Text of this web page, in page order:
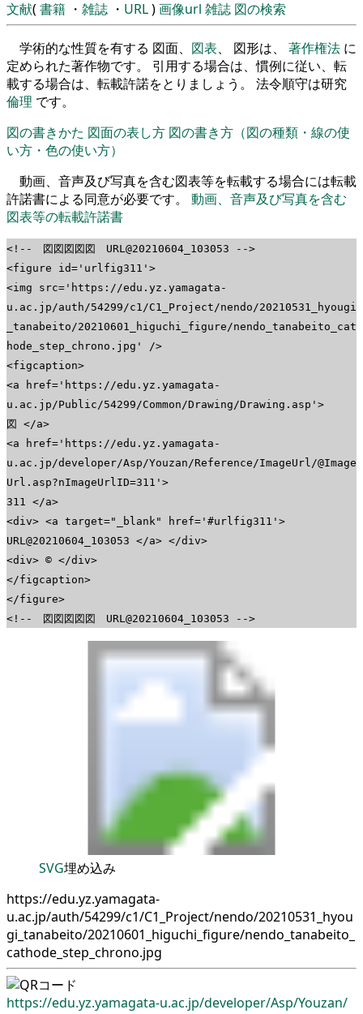
文献( 書籍 ・ 雑誌 ・ URL)画像url 雑誌 図の検索
学術的な性質を有する 図面、 図表、 図形は、 著作権法 に
定められた著作物です。 引用する場合は、慣例に従い、転
載する場合は、転載許諾をとりましょう。 法令順守は研究
倫理 です。
図の書きかた 図面の表し方 図の書き方（図の種類・線の使
い方・色の使い方）
動画、音声及び写真を含む図表等を転載する場合には転載
許諾書による同意が必要です。 動画、音声及び写真を含む
図表等の転載許諾書
<!-- 図図図図図 URL@20210604_103053 -->
<figure id='urlfig311'>
<img src='https://edu.yz.yamagata-
u.ac.jp/auth/54299/c1/C1_Project/nendo/20210531_hyougi
_tanabeito/20210601_higuchi_figure/nendo_tanabeito_cat
hode_step_chrono.jpg' />
<figcaption>
<a href='https://edu.yz.yamagata-
u.ac.jp/Public/54299/Common/Drawing/Drawing.asp'>
図 </a>
<a href='https://edu.yz.yamagata-
u.ac.jp/developer/Asp/Youzan/Reference/ImageUrl/@Image
Url.asp?nImageUrlID=311'>
311 </a>
<div> <a target="_blank" href='#urlfig311'>
URL@20210604_103053 </a> </div>
<div> © </div>
</figcaption>
</figure>
<!-- 図図図図図 URL@20210604_103053 -->
SVG埋め込み
https://edu.yz.yamagata-
u.ac.jp/auth/54299/c1/C1_Project/nendo/20210531_hyou
gi_tanabeito/20210601_higuchi_figure/nendo_tanabeito_
cathode_step_chrono.jpg
https://edu.yz.yamagata-u.ac.jp/developer/Asp/Youzan/